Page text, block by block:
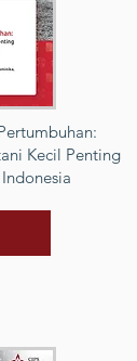
Kecil Penting